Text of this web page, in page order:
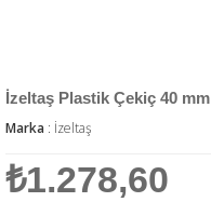
İzeltaş Plastik Çekiç 40 mm
Marka : İzeltaş
₺1.278,60